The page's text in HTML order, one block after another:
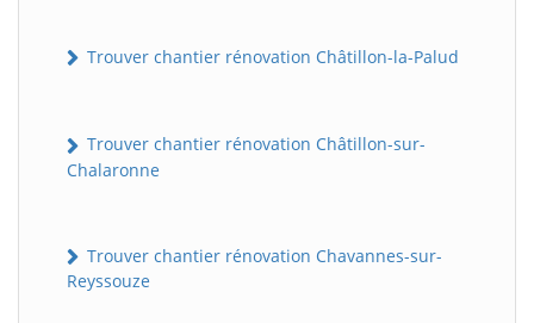
Trouver chantier rénovation Châtillon-la-Palud
Trouver chantier rénovation Châtillon-sur-
Chalaronne
Trouver chantier rénovation Chavannes-sur-
Reyssouze